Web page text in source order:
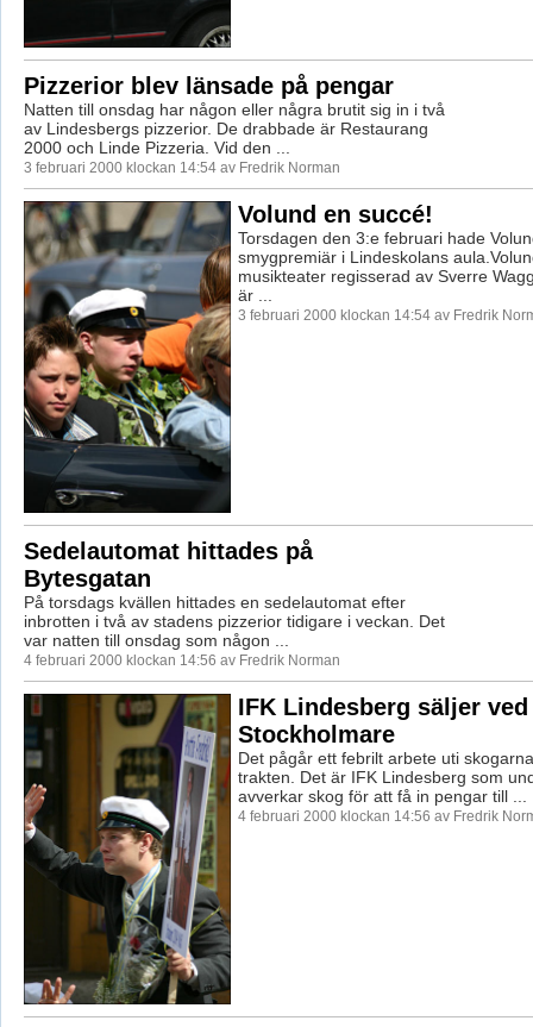
Pizzerior blev länsade på pengar
Natten till onsdag har någon eller några brutit sig in i två
av Lindesbergs pizzerior. De drabbade är Restaurang
2000 och Linde Pizzeria. Vid den ...
3 februari 2000 klockan 14:54 av Fredrik Norman
Volund en succé!
Torsdagen den 3:e februari hade
smygpremiär i Lindeskolans
musikteater regisserad av Sverre
är ...
3 februari 2000 klockan 14:54 av Fredrik
Sedelautomat hittades på
Bytesgatan
På torsdags kvällen hittades en sedelautomat efter
inbrotten i två av stadens pizzerior tidigare i veckan. Det
var natten till onsdag som någon ...
4 februari 2000 klockan 14:56 av Fredrik Norman
IFK Lindesberg säljer
Stockholmare
Det pågår ett febrilt arbete uti
trakten. Det är IFK Lindesberg som
avverkar skog för att få in pengar till ...
4 februari 2000 klockan 14:56 av Fredrik